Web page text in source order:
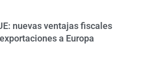
nuevas ventajas fiscales
a Europa